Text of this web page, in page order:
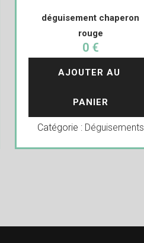
déguisement chaperon
rouge
0 €
AJOUTER AU
PANIER
Catégorie : Déguisements